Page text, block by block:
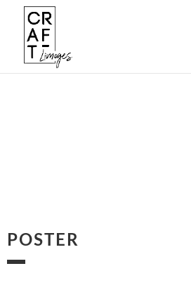
POSTER